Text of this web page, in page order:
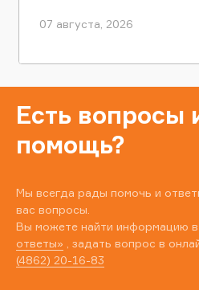
07 августа, 2026
Есть вопросы
помощь?
Мы всегда рады помочь и
вас вопросы.
Вы можете найти информацию
ответы» , задать вопрос в
(4862) 20-16-83